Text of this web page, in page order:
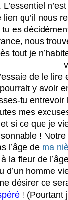
lien qu’il nous
es
nous
tout je
de le lire
y avoir
tu entrevoir
mes
si ce que je
!
l’âge de ma
la fleur de
d’un homme
désirer ce
! (Pourtant